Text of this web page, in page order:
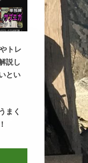
トレ
説し
とい
まく